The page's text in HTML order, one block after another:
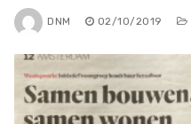
DNM 02/10/2019